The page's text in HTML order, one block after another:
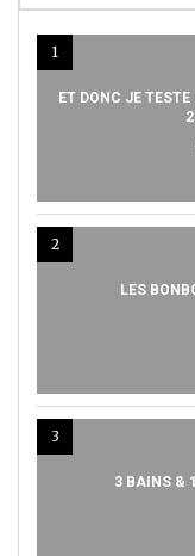
1
ET DONC JE
2
LES
3
3 BAINS &